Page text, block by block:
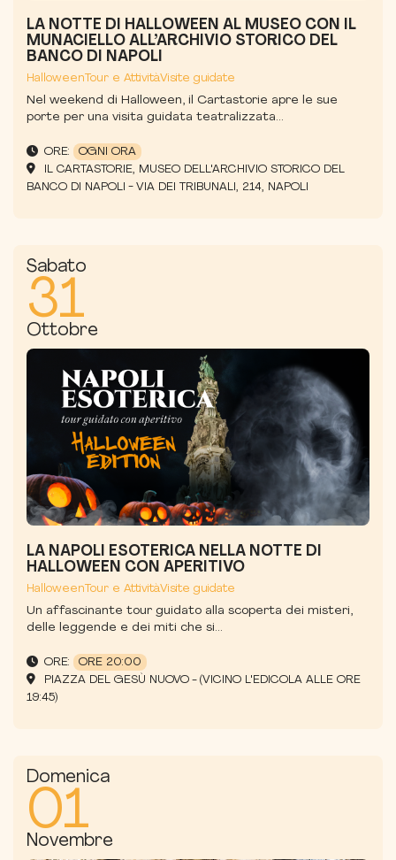
LA NOTTE DI HALLOWEEN AL MUSEO CON IL
MUNACIELLO ALL’ARCHIVIO STORICO DEL
BANCO DI NAPOLI
HalloweenTour e AttivitàVisite guidate
Nel weekend di Halloween, il Cartastorie apre le sue
porte per una visita guidata teatralizzata...
ORE:
OGNI ORA
IL CARTASTORIE, MUSEO DELL'ARCHIVIO STORICO DEL
BANCO DI NAPOLI - VIA DEI TRIBUNALI, 214, NAPOLI
Sabato
31
Ottobre
LA NAPOLI ESOTERICA NELLA NOTTE DI
HALLOWEEN CON APERITIVO
HalloweenTour e AttivitàVisite guidate
Un affascinante tour guidato alla scoperta dei misteri,
delle leggende e dei miti che si...
ORE:
ORE 20:00
PIAZZA DEL GESÙ NUOVO - (VICINO L'EDICOLA ALLE ORE
19:45)
Domenica
01
Novembre